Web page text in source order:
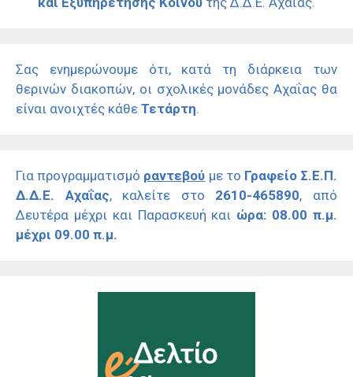
Σας ενημερώνουμε ότι, κατά τη διάρκεια των
θερινών διακοπών, οι σχολικές μονάδες Αχαΐας θα
είναι ανοιχτές κάθε Τετάρτη.
Για προγραμματισμό ραντεβού με το Γραφείο Σ.Ε.Π.
Δ.Δ.Ε. Αχαΐας, καλείτε στο 2610-465890, από
Δευτέρα μέχρι και Παρασκευή και ώρα: 08.00 π.μ.
μέχρι 09.00 π.μ.